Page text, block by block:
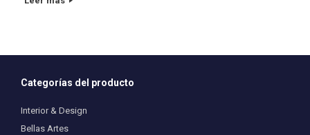
Categorías del producto
Interior & Design
Bellas Artes